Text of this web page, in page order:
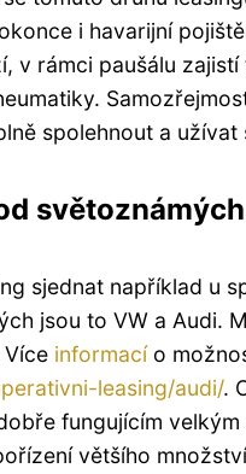
i havarijní
v rámci paušálu
spolehnout a užívat
sjednat například u
jsou to VW a Audi.
informacío
leasing/audi/.
fungujícím
většího